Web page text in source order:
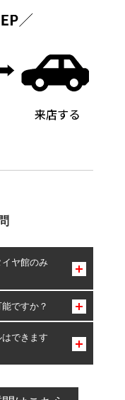
ヤ館のみ
す。
ですか？
り、同時にご予約が
できます